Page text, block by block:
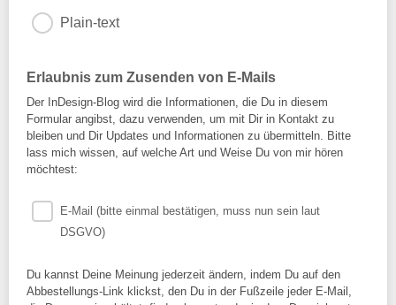
Plain-text
Erlaubnis zum Zusenden von E-Mails
Der InDesign-Blog wird die Informationen, die Du in diesem
Formular angibst, dazu verwenden, um mit Dir in Kontakt zu
bleiben und Dir Updates und Informationen zu übermitteln. Bitte
lass mich wissen, auf welche Art und Weise Du von mir hören
möchtest:
E-Mail (bitte einmal bestätigen, muss nun sein laut
DSGVO)
Du kannst Deine Meinung jederzeit ändern, indem Du auf den
Abbestellungs-Link klickst, den Du in der Fußzeile jeder E-Mail,